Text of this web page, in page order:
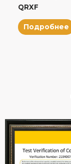
QRXF
Подробнее